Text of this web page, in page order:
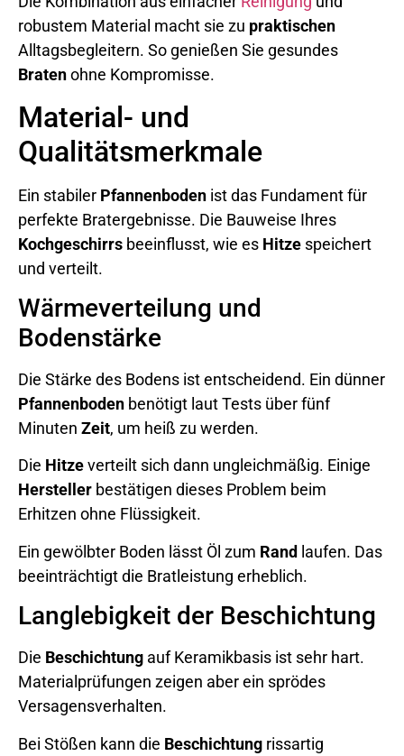
robustem Material macht sie zu praktischen
Alltagsbegleitern. So genießen Sie gesundes
Bratenohne Kompromisse.
Material- und
Qualitätsmerkmale
Ein stabiler Pfannenboden ist das Fundament für
perfekte Bratergebnisse. Die Bauweise Ihres
Kochgeschirrs beeinflusst, wie es Hitze speichert
und verteilt.
Wärmeverteilung und
Bodenstärke
Die Stärke des Bodens ist entscheidend. Ein dünner
Pfannenboden benötigt laut Tests über fünf
Minuten Zeit, um heiß zu werden.
Die Hitzeverteilt sich dann ungleichmäßig. Einige
Hersteller bestätigen dieses Problem beim
Erhitzen ohne Flüssigkeit.
Ein gewölbter Boden lässt Öl zum Rand laufen. Das
beeinträchtigt die Bratleistung erheblich.
Langlebigkeit der Beschichtung
Die Beschichtung auf Keramikbasis ist sehr hart.
Materialprüfungen zeigen aber ein sprödes
Versagensverhalten.
Bei Stößen kann die Beschichtung rissartig